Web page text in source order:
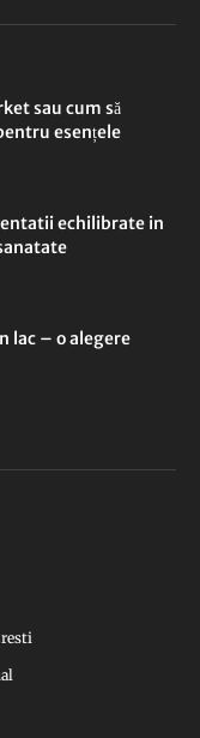
sau cum să
esențele
echilibrate in
lac – o alegere